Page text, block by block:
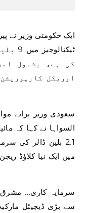
ایک حکومتی وزیر نے
کی ہے، بشمول
اوریکل
سعودی وزیر برائے
السواہا نے کہا کہ
2.1 بلین ڈالر کی
سے بڑی ڈیجیٹل